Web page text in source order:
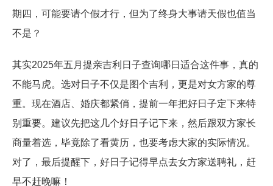
期四，可能要请个假才行，但为了终身大事请天假也值当
不是？
其实2025年五月提亲吉利日子查询哪日适合这件事，真的
不能马虎。选对日子不仅是图个吉利，更是对女方家的尊
重。现在酒店、婚庆都紧俏，提前一年把好日子定下来特
别重要。建议先把这几个好日子记下来，然后跟双方家长
商量着选，毕竟除了看黄历，也要考虑大家的实际情况。
对了，最后提醒下，好日子记得早点去女方家送聘礼，赶
早不赶晚嘛！